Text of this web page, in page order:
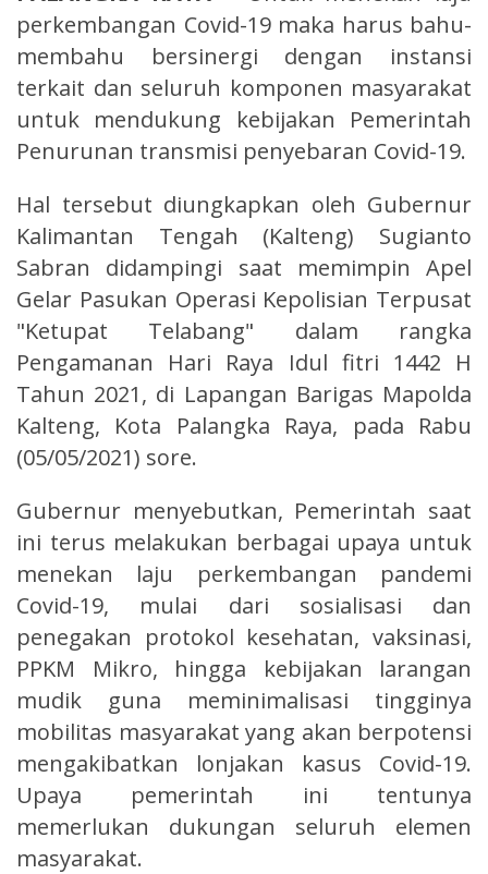
perkembangan Covid-19 maka harus bahu-
membahu bersinergi dengan instansi
terkait dan seluruh komponen masyarakat
untuk mendukung kebijakan Pemerintah
Penurunan transmisi penyebaran Covid-19.
Hal tersebut diungkapkan oleh Gubernur
Kalimantan Tengah (Kalteng) Sugianto
Sabran didampingi saat memimpin Apel
Gelar Pasukan Operasi Kepolisian Terpusat
"Ketupat Telabang" dalam rangka
Pengamanan Hari Raya Idul fitri 1442 H
Tahun 2021, di Lapangan Barigas Mapolda
Kalteng, Kota Palangka Raya, pada Rabu
(05/05/2021) sore.
Gubernur menyebutkan, Pemerintah saat
ini terus melakukan berbagai upaya untuk
menekan laju perkembangan pandemi
Covid-19, mulai dari sosialisasi dan
penegakan protokol kesehatan, vaksinasi,
PPKM Mikro, hingga kebijakan larangan
mudik guna meminimalisasi tingginya
mobilitas masyarakat yang akan berpotensi
mengakibatkan lonjakan kasus Covid-19.
Upaya pemerintah ini tentunya
memerlukan dukungan seluruh elemen
masyarakat.